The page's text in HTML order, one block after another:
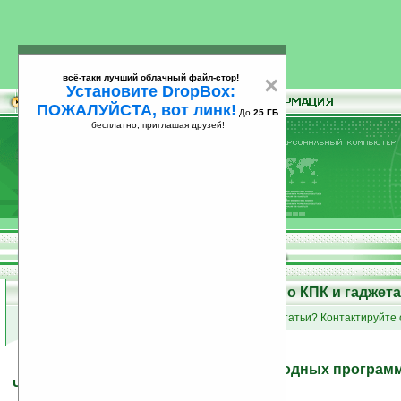
25
Статьи на Ладошках: о КПК и
Вы пишете статьи? Контактируйте
Обзор погодных
Часть 2
×
всё-таки лучший облачный файл-стор!
Установите DropBox:
ПОЖАЛУЙСТА, вот линк! До 25 ГБ
бесплатно, приглашая друзей!